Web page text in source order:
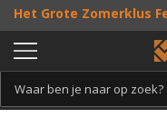
Het Grote Zomerklus
bestelling vanaf €25,
Persoonlijk & gratis advies: